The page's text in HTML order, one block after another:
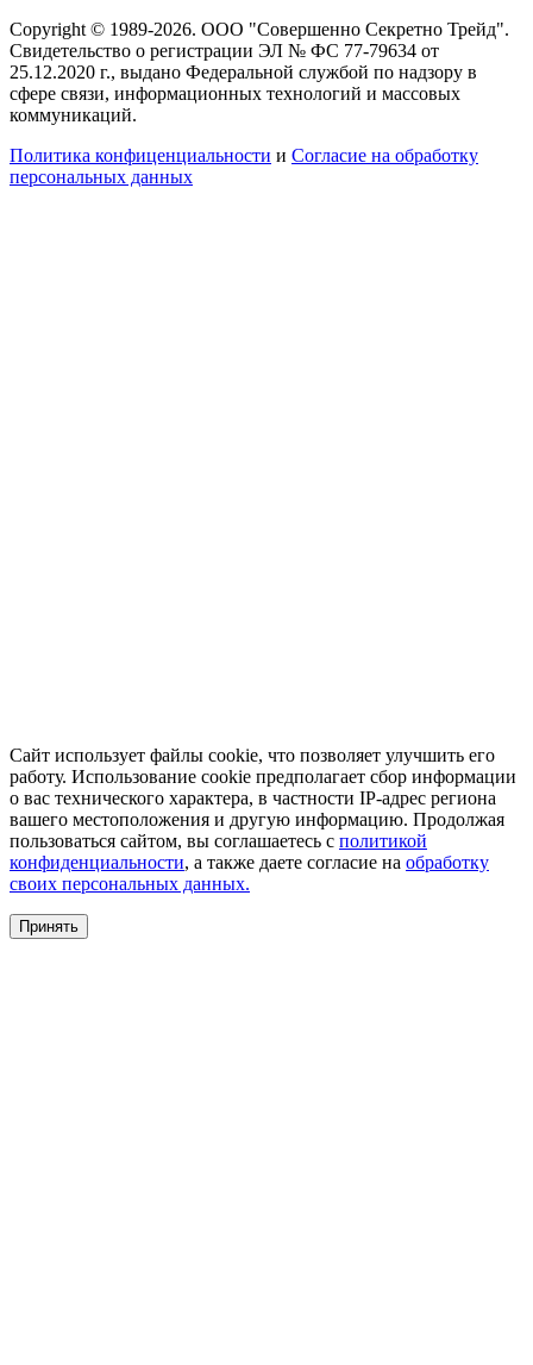
Copyright © 1989-2026. ООО "Совершенно Секретно Трейд".
Свидетельство о регистрации ЭЛ № ФС 77-79634 от
25.12.2020 г., выдано Федеральной службой по надзору в
сфере связи, информационных технологий и массовых
коммуникаций.
Политика конфиценциальности и Согласие на обработку
персональных данных
Сайт использует файлы cookie, что позволяет улучшить его
работу. Использование cookie предполагает сбор информации
о вас технического характера, в частности IP-адрес региона
вашего местоположения и другую информацию. Продолжая
пользоваться сайтом, вы соглашаетесь с политикой
конфиденциальности, а также даете согласие на обработку
своих персональных данных.
Принять